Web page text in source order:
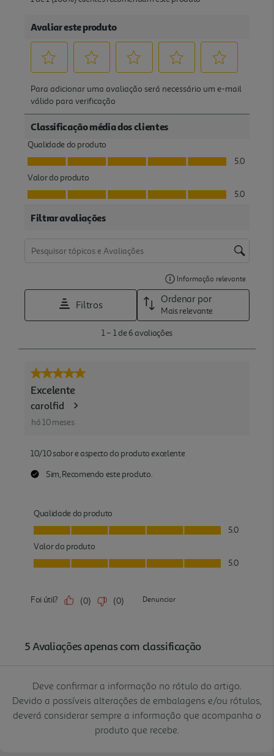
Deve confirmar a informação no rótulo do artigo.
Devido a possíveis alterações de embalagens e/ou rótulos,
deverá considerar sempre a informação que acompanha o
produto que recebe.